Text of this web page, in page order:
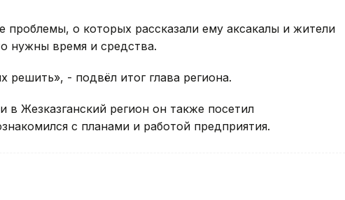
проблемы, о которых рассказали ему аксакалы и жители
нужны время и средства.
решить», - подвёл итог глава региона.
в Жезказганский регион он также посетил
с планами и работой предприятия.